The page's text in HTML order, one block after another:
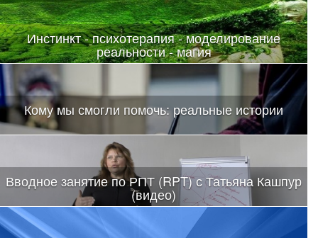
Инстинкт - психотерапия - моделирование
реальности - магия
Все, что высвободилось, было возвращено в настоящее.
Магия.
Кому мы смогли помочь: реальные истории
Вводное занятие по РПТ (RPT) с Татьяна Кашпур
(видео)